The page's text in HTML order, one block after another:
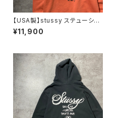
【USA製】stussy ステューシ
ー ワールドツアー バックプリ
ント オレンジ スウェット パ
¥11,900